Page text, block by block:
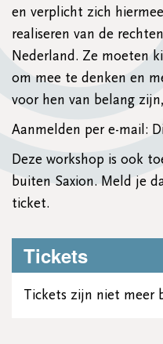
en verplicht zich
realiseren van de
Nederland. Ze moeten
om mee te denken en
voor hen van belang
Aanmelden per e-mail:
Deze workshop is ook
buiten Saxion. Meld je
ticket.
Tickets
Tickets zijn niet meer